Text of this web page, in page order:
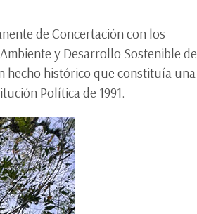
de Concertación con los
y Desarrollo Sostenible de
hecho histórico que constituía una
Política de 1991.